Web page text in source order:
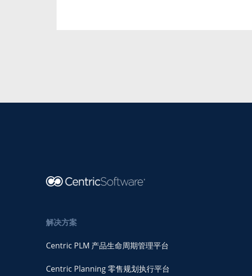
解决方案
Centric PLM 产品生命周期管理平台
Centric Planning 零售规划执行平台